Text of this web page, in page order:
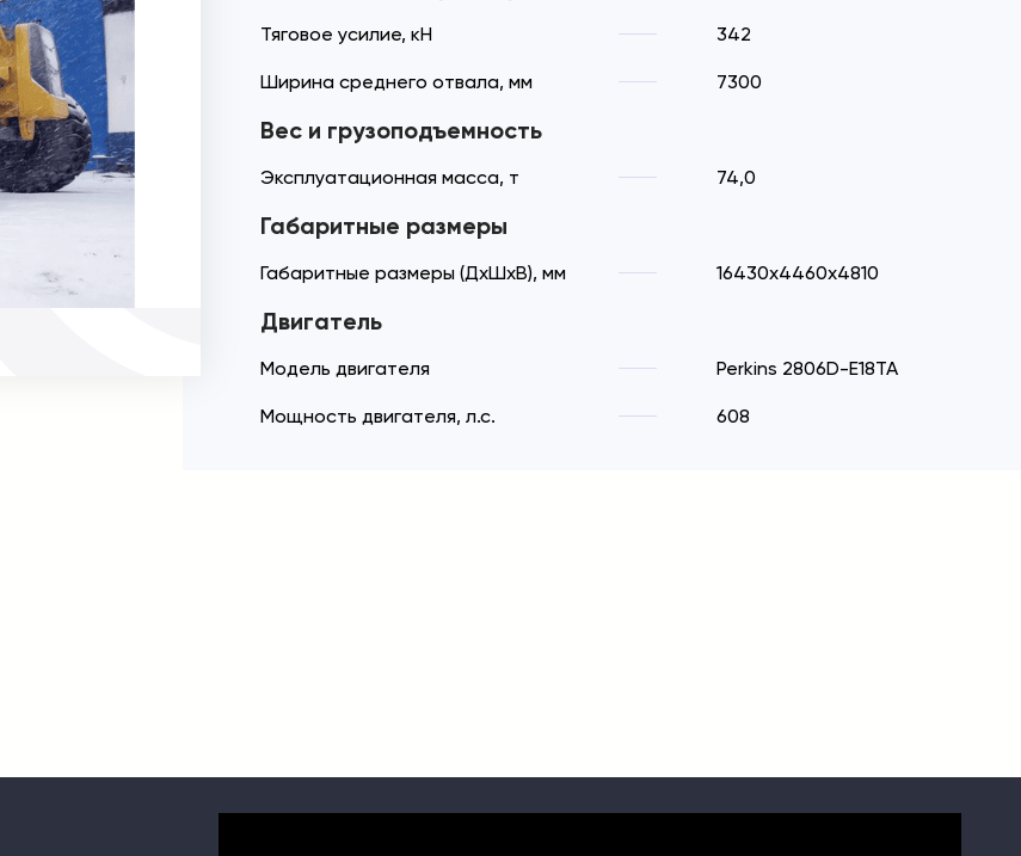
Тяговое усилие, кН 342
Ширина среднего отвала, мм 7300
Вес и грузоподъемность
Эксплуатационная масса, т 74,0
Габаритные размеры
Габаритные размеры (ДхШхВ), мм 16430х4460х4810
Двигатель
Модель двигателя Perkins 2806D-E18TA
Мощность двигателя, л.с. 608